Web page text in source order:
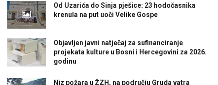
Od Uzarića do Sinja pješice: 23 hodočasnika
krenula na put uoči Velike Gospe
Objavljen javni natječaj za sufinanciranje
projekata kulture u Bosni i Hercegovini za 2026.
godinu
Niz požara u ŽZH, na području Gruda vatra